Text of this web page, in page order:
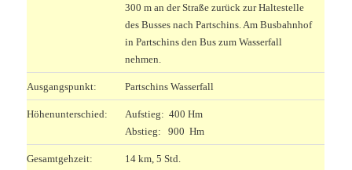
300 m an der Straße zurück zur Haltestelle
des Busses nach Partschins. Am Busbahnhof
in Partschins den Bus zum Wasserfall
nehmen.
Ausgangspunkt: Partschins Wasserfall
Höhenunterschied:
Aufstieg: 400 Hm
Abstieg: 900 Hm
Gesamtgehzeit: 14 km, 5 Std.